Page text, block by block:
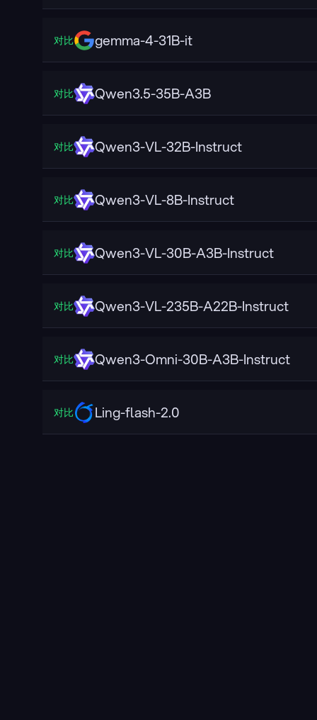
对比 gemma-4-31B-it
对比 Qwen3.5-35B-A3B
对比 Qwen3-VL-32B-Instruct
对比 Qwen3-VL-8B-Instruct
对比 Qwen3-VL-30B-A3B-Instruct
对比 Qwen3-VL-235B-A22B-Instruct
对比 Qwen3-Omni-30B-A3B-Instruct
对比 Ling-flash-2.0